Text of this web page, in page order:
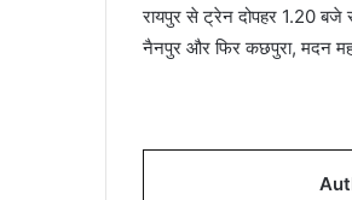
रायपुर से ट्रेन दोपहर 1.20 बजे
नैनपुर और फिर कछपुरा, मदन